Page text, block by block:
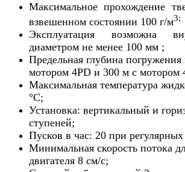
Максимальное прохождение
взвешенном состоянии 100 г/м3;
Эксплуатация возможна
диаметром не менее 100 мм ;
Предельная глубина
мотором 4PD и 300 м с мотором
Максимальная температура
°С;
Установка: вертикальный и
ступеней;
Пусков в час: 20 при регулярных
Минимальная скорость потока
двигателя 8 см/с;